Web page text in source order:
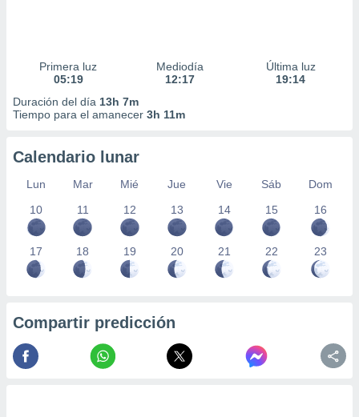
Primera luz
05:19
Mediodía
12:17
Última luz
19:14
Duración del día 13h 7m
Tiempo para el amanecer 3h 11m
Calendario lunar
Lun Mar Mié Jue Vie Sáb
Dom
10
11 12 13 14 15 16
17 18 19 20 21 22 23
Compartir predicción